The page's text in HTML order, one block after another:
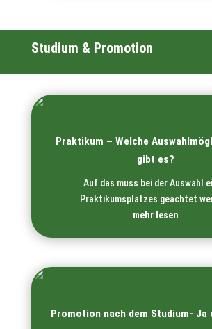
Studium & Promotion
Praktikum – Welche
gibt es?
Auf das muss bei der Auswahl
Praktikumsplatzes geachtet
mehr lesen
Promotion nach dem Studium- Ja